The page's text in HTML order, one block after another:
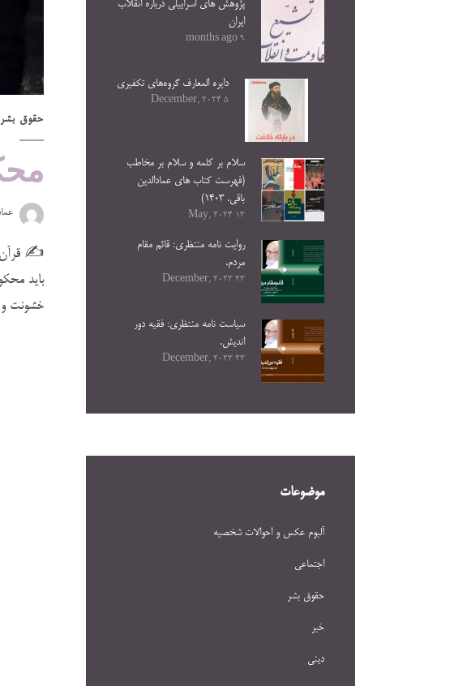
حقوق بشر
باید
خشونت و
پژوهش های اسراییلی درباره انقلاب
ایران
9 months ago
دایره المعارف گروه‌های تکفیری
5 December, 2024
سلام بر کلمه و سلام بر مخاطب
(فهرست کتاب های عمادالدین
باقی. ۱۴۰۳)
13 May, 2024
روایت نامه منتظری: قائم مقام
مردم.
23 December, 2023
سیاست نامه منتظری: فقیه دور
اندیش.
23 December, 2023
موضوعات
آلبوم عکس و احوالات شخصيه
اجتماعی
حقوق بشر
خبر
دینی